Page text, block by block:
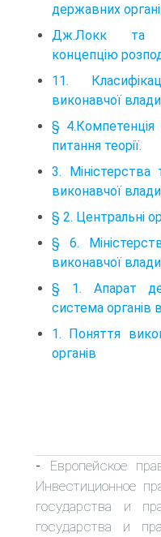
державних
Дж.Локк та
концепцію
11.
виконавчої
§ 4.Компетенція
питання теорії.
3. Міністерства
виконавчої влади
§ 2. Центральні
§ 6.
виконавчої
§ 1. Апарат
система органів
1. Поняття
органів
- Европейское
Инвестиционное
государства и
государства и